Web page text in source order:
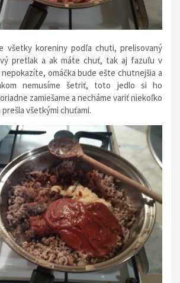
všetky koreniny podľa chuti, prelisovaný
pretlak a ak máte chuť, tak aj fazuľu v
omáčka bude ešte chutnejšia a
nemusíme šetriť, toto jedlo si ho
zamiešame a necháme variť niekoľko
všetkými chuťami.